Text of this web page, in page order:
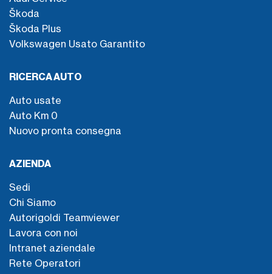
Škoda
Škoda Plus
Volkswagen Usato Garantito
RICERCA AUTO
Auto usate
Auto Km 0
Nuovo pronta consegna
AZIENDA
Sedi
Chi Siamo
Autorigoldi Teamviewer
Lavora con noi
Intranet aziendale
Rete Operatori